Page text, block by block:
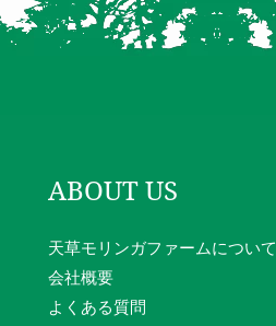
ABOUT US
天草モリンガファームについて
会社概要
よくある質問